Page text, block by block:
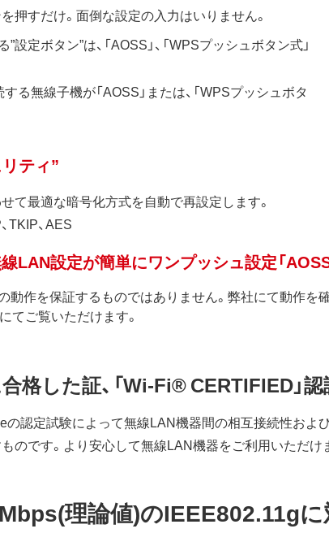
押すだけ。面倒な設定の入力はいりません。
定ボタン”は、「AOSS」、「WPSプッシュボタン式」
る無線子機が「AOSS」または、「WPSプッシュボタ
ティ”
て最適な暗号化方式を自動で再設定します。
TKIP、AES
設定が簡単にワンプッシュ設定「AOSS
作を保証するものではありません。弊社にて動作を
にてご覧いただけます。
した証、「Wi-Fi® CERTIFIED」
の認定試験によって無線LAN機器間の相互接続性お
のです。より安心して無線LAN機器をご利用いただけ
理論値)のIEEE802.11g